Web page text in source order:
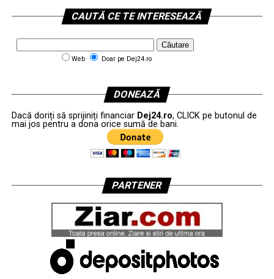
CAUTĂ CE TE INTERESEAZĂ
Web Doar pe Dej24.ro
DONEAZĂ
Dacă doriți să sprijiniți financiar Dej24.ro, CLICK pe butonul de
mai jos pentru a dona orice sumă de bani.
PARTENER